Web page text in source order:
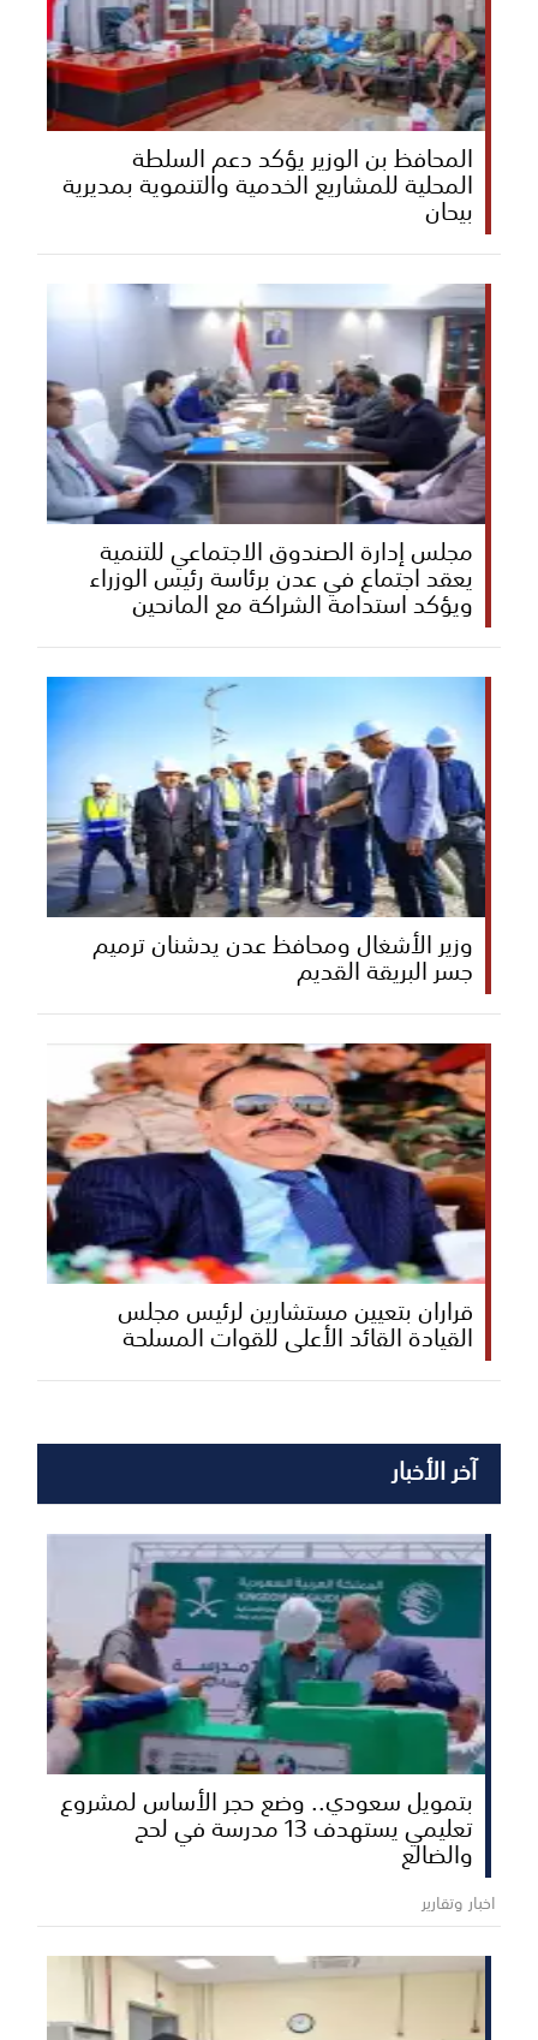
المحافظ بن الوزير يؤكد دعم السلطة
المحلية للمشاريع الخدمية والتنموية بمديرية
بيحان
مجلس إدارة الصندوق الاجتماعي للتنمية
يعقد اجتماع في عدن برئاسة رئيس الوزراء
ويؤكد استدامة الشراكة مع المانحين
وزير الأشغال ومحافظ عدن يدشنان ترميم
جسر البريقة القديم
قراران بتعيين مستشارين لرئيس مجلس
القيادة القائد الأعلى للقوات المسلحة
آخر الأخبار
بتمويل سعودي.. وضع حجر الأساس لمشروع
تعليمي يستهدف 13 مدرسة في لحج
والضالع
اخبار وتقارير